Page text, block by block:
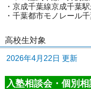
・京成千葉線京成千葉
・千葉都市モノレール
高校生対象
2026年4月22日 更新
入塾相談会・個別